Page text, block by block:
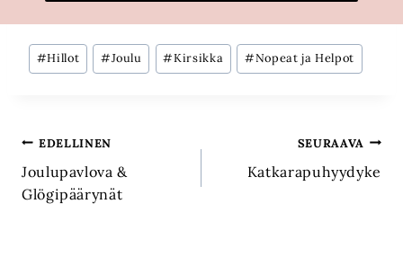
Avainsanat:
#Hillot #Joulu #Kirsikka #Nopeat ja Helpot
Artikkelien
selaus
EDELLINEN
Joulupavlova &
Glögipäärynät
SEURAAVA
Katkarapuhyydyke